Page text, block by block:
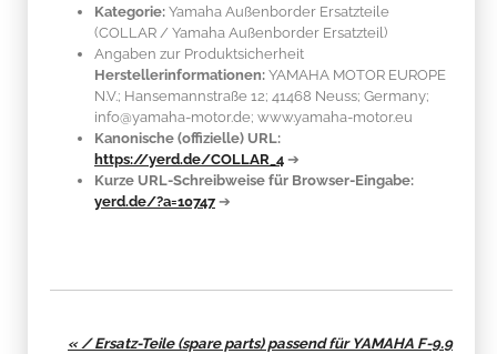
Kategorie: Yamaha Außenborder Ersatzteile
(COLLAR / Yamaha Außenborder Ersatzteil)
Angaben zur Produktsicherheit
Herstellerinformationen: YAMAHA MOTOR EUROPE
N.V.; Hansemannstraße 12; 41468 Neuss; Germany;
info@yamaha-motor.de; www.yamaha-motor.eu
Kanonische (offizielle) URL:
https://yerd.de/COLLAR_4 ➔
Kurze URL-Schreibweise für Browser-Eingabe:
yerd.de/?a=10747 ➔
« / Ersatz-Teile (spare parts) passend für YAMAHA F-9.9